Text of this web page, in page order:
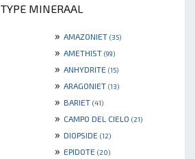
TYPE MINERAAL
» AMAZONIET (35)
» AMETHIST (99)
» ANHYDRITE (15)
» ARAGONIET (13)
» BARIET (41)
» CAMPO DEL CIELO (21)
» DIOPSIDE (12)
» EPIDOTE (20)